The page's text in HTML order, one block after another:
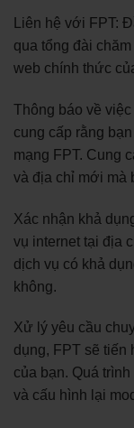
Liên hệ với FPT:
qua tổng đài
web chính thức
Thông báo về
cung cấp rằng
mạng FPT. Cung
và địa chỉ mới mà
Xác nhận khả
vụ internet tại địa
dịch vụ có khả
không.
Xử lý yêu cầu
dụng, FPT sẽ tiến
của bạn. Quá
và cấu hình lại